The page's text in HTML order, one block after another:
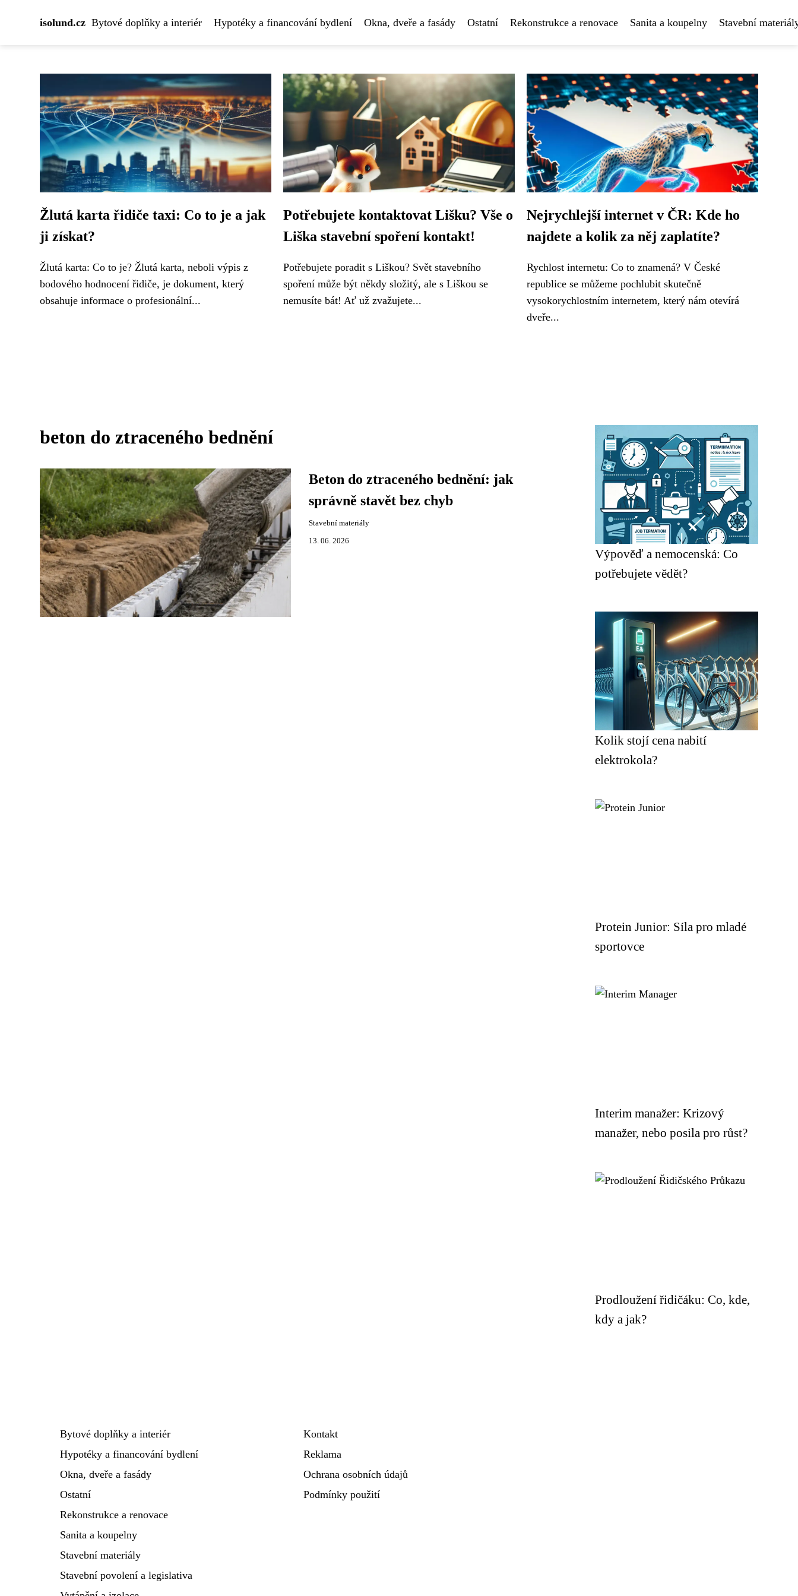
isolund.cz Bytové doplňky a interiér Hypotéky a financování bydlení Okna, dveře a fasády Ostatní Rekonstrukce a renovace Sanita a koupelny Stavební
Žlutá karta řidiče taxi: Co to je a jak
ji získat?
Žlutá karta: Co to je? Žlutá karta, neboli výpis z
bodového hodnocení řidiče, je dokument, který
obsahuje informace o profesionální...
Potřebujete kontaktovat Lišku? Vše o
Liška stavební spoření kontakt!
Potřebujete poradit s Liškou? Svět stavebního
spoření může být někdy složitý, ale s Liškou se
nemusíte bát! Ať už zvažujete...
Nejrychlejší internet v ČR: Kde ho
najdete a kolik za něj zaplatíte?
Rychlost internetu: Co to znamená? V České
republice se můžeme pochlubit skutečně
vysokorychlostním internetem, který nám otevírá
dveře...
beton do ztraceného bednění
Beton do ztraceného bednění: jak
správně stavět bez chyb
Stavební materiály
13. 06. 2026
Výpověď a nemocenská: Co
potřebujete vědět?
Kolik stojí cena nabití
elektrokola?
Protein Junior: Síla pro mladé
sportovce
Interim manažer: Krizový
manažer, nebo posila pro růst?
Prodloužení řidičáku: Co, kde,
kdy a jak?
Bytové doplňky a interiér
Hypotéky a financování bydlení
Okna, dveře a fasády
Ostatní
Rekonstrukce a renovace
Sanita a koupelny
Stavební materiály
Stavební povolení a legislativa
Kontakt
Reklama
Ochrana osobních údajů
Podmínky použití